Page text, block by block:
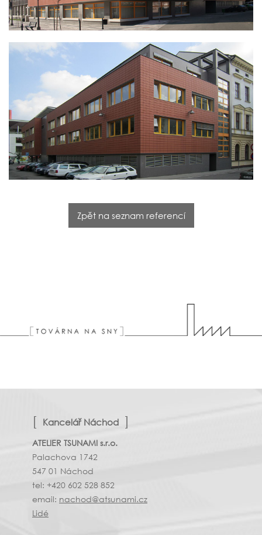
Zpět na seznam referencí
Kancelář Náchod
ATELIER TSUNAMI s.r.o.
Palachova 1742
547 01 Náchod
tel: +420 602 528 852
email: nachod@atsunami.cz
Lidé